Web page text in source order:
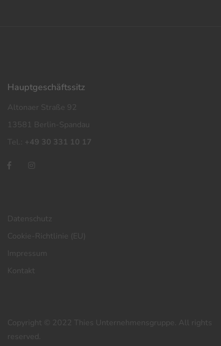
Haupt­geschäfts­sitz
Altonaer Straße 92
13581 Berlin-Spandau
Tel.: +49 30 331 10 17
Datenschutz
Cookie-Richtlinie (EU)
Impressum
Kontakt
Copyright © 2022 Thies Unternehmensgruppe. All rights
reserved.